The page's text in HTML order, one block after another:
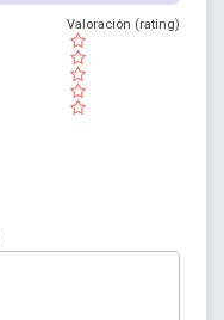
( )
( )
( )
( )
( )
Valoración (rating)